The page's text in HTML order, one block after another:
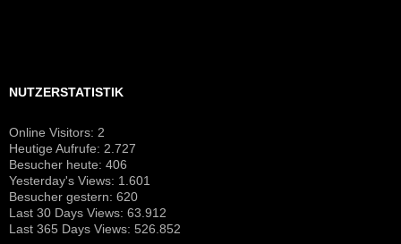
NUTZERSTATISTIK
Online Visitors: 2
Heutige Aufrufe: 2.727
Besucher heute: 406
Yesterday's Views: 1.601
Besucher gestern: 620
Last 30 Days Views: 63.912
Last 365 Days Views: 526.852